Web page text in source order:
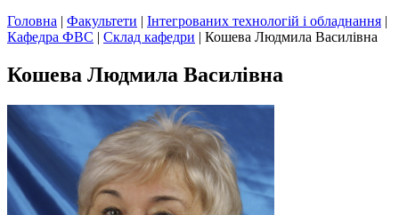
Головна | Факультети | Інтегрованих технологій і обладнання |
Кафедра ФВС | Склад кафедри | Кошева Людмила Василівна
Кошева Людмила Василівна